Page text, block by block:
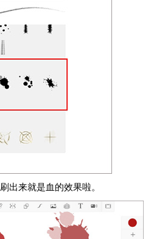
出来就是血的效果啦。